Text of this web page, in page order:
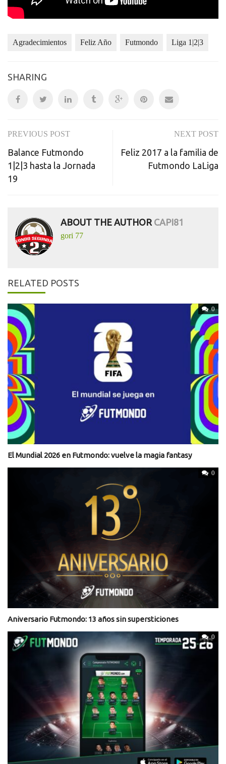
Agradecimientos Feliz Año Futmondo Liga 1|2|3
SHARING
Post
navigation
PREVIOUS POST
Balance Futmondo
1|2|3 hasta la Jornada
19
NEXT POST
Feliz 2017 a la familia de
Futmondo LaLiga
ABOUT THE AUTHOR CAPI81
gori 77
RELATED POSTS
0
El Mundial 2026 en Futmondo: vuelve la magia fantasy
0
Aniversario Futmondo: 13 años sin supersticiones
0